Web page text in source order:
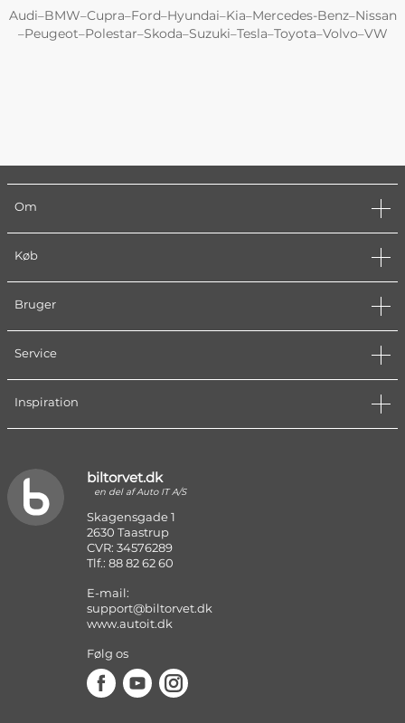
Audi–BMW–Cupra–Ford–Hyundai–Kia–Mercedes-Benz–Nissan
–Peugeot–Polestar–Skoda–Suzuki–Tesla–Toyota–Volvo–VW
Om
Køb
Bruger
Service
Inspiration
biltorvet.dk
en del af Auto IT A/S
Skagensgade 1
2630 Taastrup
CVR: 34576289
Tlf.: 88 82 62 60
E-mail:
support@biltorvet.dk
www.autoit.dk
Følg os